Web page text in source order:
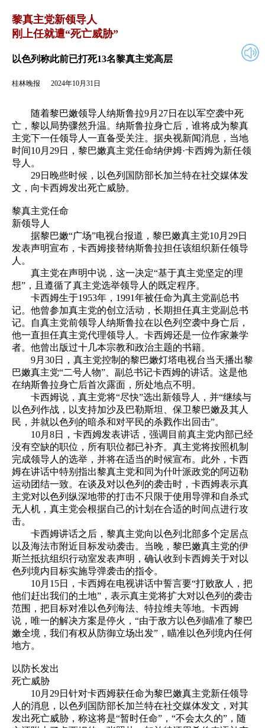
黎真主党新领导人
刚上任就遭“死亡威胁”
以色列称此前已打死13名黎真主党高层
桂林晚报 2024年10月31日
随着黎巴嫩领导人纳斯鲁拉9月27日在以军空袭中死
亡，黎以局势骤然升温。纳斯鲁拉身亡后，谁将成为黎真
主党下一任领导人一直备受关注。据央视新闻消息，当地
时间10月29日，黎巴嫩真主党任命纳伊姆·卡西姆为新任领
导人。
29日晚些时候，以色列国防部长加兰特在社交媒体发
文，向卡西姆发出死亡威胁。
黎真主党任命
新领导人
据黎巴嫩“广场”电视台报道，黎巴嫩真主党10月29日
发表声明宣布，卡西姆接替纳斯鲁拉担任该组织新任领导
人。
真主党在声明中说，这一决定“基于真主党坚定的理
想”，且遵循了真主党选举领导人的既定程序。
卡西姆生于1953年，1991年被任命为真主党副总书
记。他曾参加真主党的创立活动，长期担任真主党副总书
记。自真主党前领导人纳斯鲁拉在以色列空袭中身亡后，
他一直担任真主党代理领导人。卡西姆还是一位作家兼学
者。他曾出版过十几本宗教和政治主题的书籍。
9月30日，真主党控制的黎巴嫩灯塔电视台当天播出黎
巴嫩真主党“二号人物”、副总书记卡西姆的讲话。这是他
在纳斯鲁拉身亡后首次露面，所处地点不明。
卡西姆说，真主党将“尽快”选出新领导人，并“继续与
以色列作战，以支持加沙及巴勒斯坦、保卫黎巴嫩及其人
民，并就以色列的暗杀和对平民的杀戮作出回击”。
10月8日，卡西姆发表讲话，强调目前真主党内部已经
没有空缺的职位，所有职位都已补齐。真主党将按照机制
完成领导人的选举，并将在适当的时候宣布。此外，卡西
姆在讲话中特别指出黎真主党和同为什叶派政党的阿迈勒
运动团结一致。在谈及对以色列的袭击时，卡西姆表示真
主党对以色列纵深地带的打击不只限于使用导弹和自杀式
无人机，真主党会根据自己的计划在合适的时间点进行攻
击。
卡西姆讲话之后，黎真主党向以色列北部多个定居点
以及海法市附近目标发动袭击。当晚，黎巴嫩真主党的伊
斯兰抵抗组织行动室发表声明，确认收到卡西姆关于对以
色列境内目标实施导弹袭击的指令。
10月15日，卡西姆在电视讲话中誓言要“打败敌人，把
他们赶出我们的土地”，表示真主党将扩大对以色列的袭击
范围，把目标对准以色列海法、特拉维夫等地。卡西姆
说，唯一的解决方案是停火，“由于敌方以色列瞄准了黎巴
嫩全境，我们有权从防御立场出发”，瞄准以色列境内任何
地方。
以防长发出
死亡威胁
10月29日针对卡西姆获任命为黎巴嫩真主党新任领导
人的消息，以色列国防部长加兰特在社交媒体发文，对其
发出死亡威胁，称这将是“暂时任命”，“不会太久的”，随